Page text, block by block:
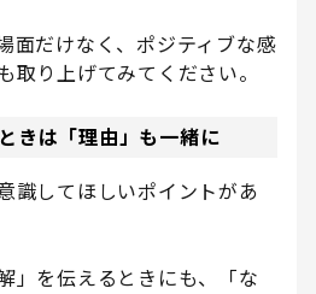
面だけなく、ポジティブな感
取り上げてみてください。
きは「理由」も一緒に
識してほしいポイントがあ
」を伝えるときにも、「な